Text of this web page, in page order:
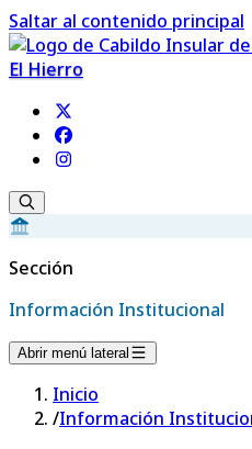
Saltar al contenido principal
El Hierro
Sección
Información Institucional
Abrir menú lateral
Inicio
/Información